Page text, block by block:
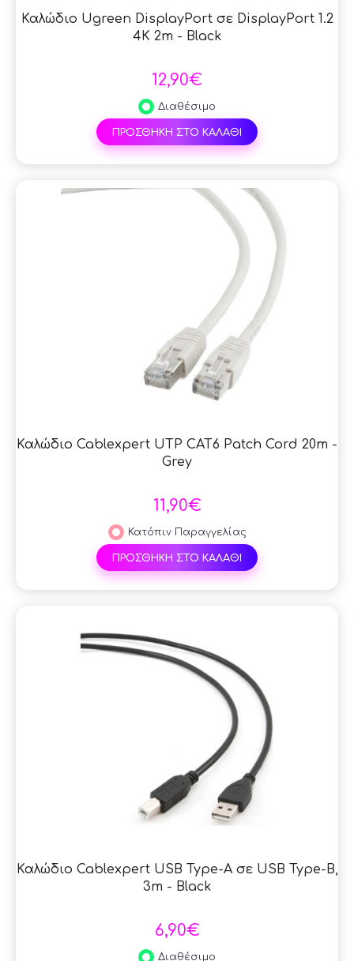
Καλώδιο Ugreen DisplayPort σε DisplayPort 1.2
4K 2m - Black
12,90€
Διαθέσιμο
ΠΡΟΣΘΗΚΗ ΣΤΟ ΚΑΛΑΘΙ
Καλώδιο Cablexpert UTP CAT6 Patch Cord 20m -
Grey
11,90€
Κατόπιν Παραγγελίας
ΠΡΟΣΘΗΚΗ ΣΤΟ ΚΑΛΑΘΙ
Καλώδιο Cablexpert USB Type-A σε USB Type-B,
3m - Black
6,90€
Διαθέσιμο